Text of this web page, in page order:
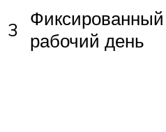
3
Фиксированный
рабочий день